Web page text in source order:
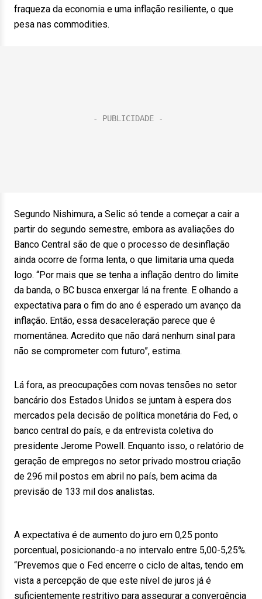
fraqueza da economia e uma inflação resiliente, o que
pesa nas commodities.
Segundo Nishimura, a Selic só tende a começar a cair a
partir do segundo semestre, embora as avaliações do
Banco Central são de que o processo de desinflação
ainda ocorre de forma lenta, o que limitaria uma queda
logo. “Por mais que se tenha a inflação dentro do limite
da banda, o BC busca enxergar lá na frente. E olhando a
expectativa para o fim do ano é esperado um avanço da
inflação. Então, essa desaceleração parece que é
momentânea. Acredito que não dará nenhum sinal para
não se comprometer com futuro”, estima.
Lá fora, as preocupações com novas tensões no setor
bancário dos Estados Unidos se juntam à espera dos
mercados pela decisão de política monetária do Fed, o
banco central do país, e da entrevista coletiva do
presidente Jerome Powell. Enquanto isso, o relatório de
geração de empregos no setor privado mostrou criação
de 296 mil postos em abril no país, bem acima da
previsão de 133 mil dos analistas.
A expectativa é de aumento do juro em 0,25 ponto
porcentual, posicionando-a no intervalo entre 5,00-5,25%.
“Prevemos que o Fed encerre o ciclo de altas, tendo em
vista a percepção de que este nível de juros já é
suficientemente restritivo para assegurar a convergência